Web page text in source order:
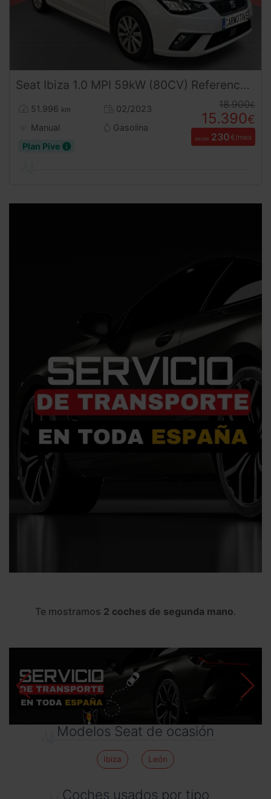
Seat Ibiza 1.0 MPI 59kW (80CV) Reference Plus
51.996 km
02/2023
Manual
Gasolina
Plan Pive
18.900€
15.390€
desde 230€/mes
Te mostramos 2 coches de segunda mano.
Modelos Seat de ocasión
Ibiza León
Coches usados por tipo